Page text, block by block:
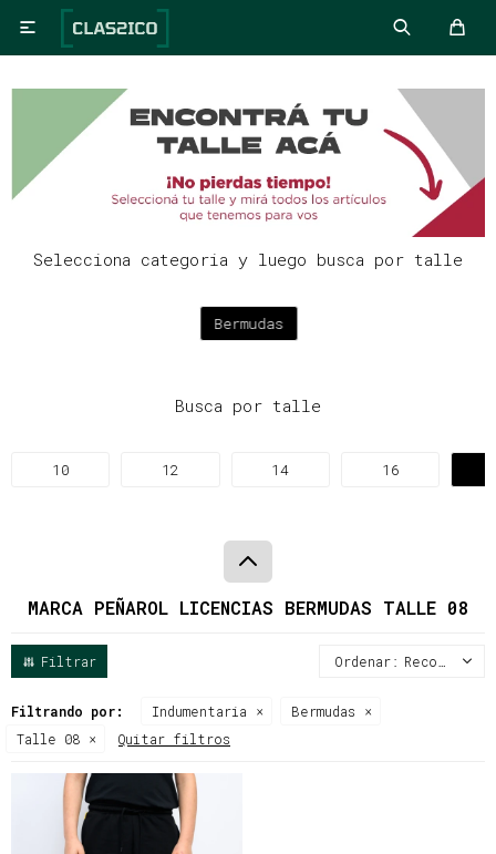

Selecciona categoria y luego busca por talle
Bermudas
Busca por talle
10 12 14 16
MARCA PEÑAROL LICENCIAS BERMUDAS TALLE 08
Recomendados
Filtrando por: Indumentaria
Bermudas
Talle 08
Quitar filtros